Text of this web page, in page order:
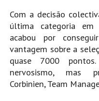
Cabo do Mundo HD
Leça - L'Kodak (Aterro) HD
Leça da Palmeira HD
Leça da Palmeira bar Oscar HD
Matosinhos HD
Matosinhos - Vagas Bar HD
Com a decisão
última categoria em
acabou por
vantagem sobre a
quase 7000
nervosismo, mas
Corbinien, Team